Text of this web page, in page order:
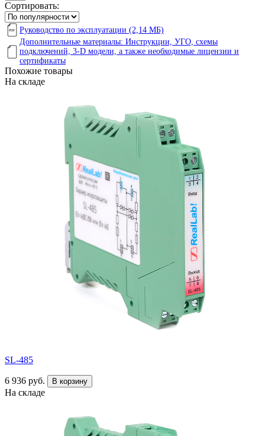
Сортировать:
Руководство по эксплуатации (2,14 МБ)
Дополнительные материалы: Инструкции, УГО, схемы
подключений, 3-D модели, а также необходимые лицензии и
сертификаты
Похожие товары
На складе
SL-485
6 936 руб. В корзину
На складе